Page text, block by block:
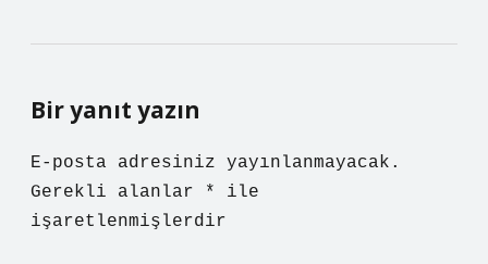
Bir yanıt yazın
E-posta adresiniz yayınlanmayacak.
Gerekli alanlar
*
ile
işaretlenmişlerdir